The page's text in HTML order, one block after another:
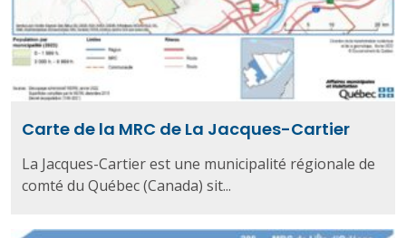
Carte de la MRC de La Jacques-Cartier
La Jacques-Cartier est une municipalité régionale de
comté du Québec (Canada) sit...